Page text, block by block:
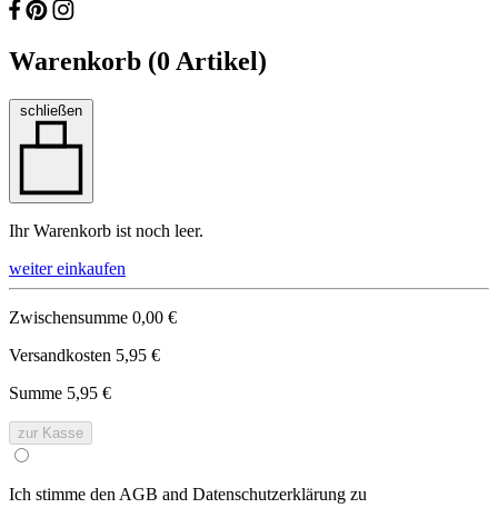
Warenkorb (0 Artikel)
schließen
Ihr Warenkorb ist noch leer.
weiter einkaufen
Zwischensumme 0,00 €
Versandkosten 5,95 €
Summe 5,95 €
zur Kasse
Ich stimme den AGB and Datenschutzerklärung zu